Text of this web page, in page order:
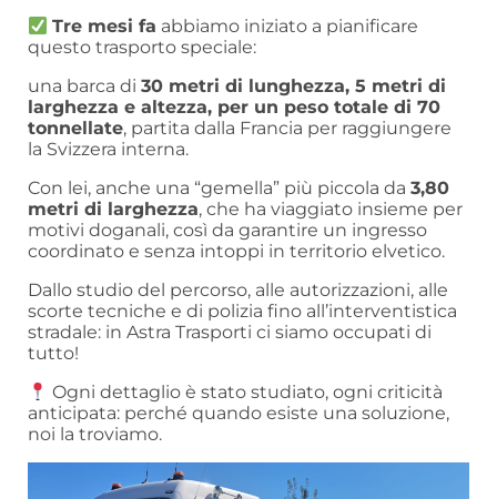
Tre mesi fa abbiamo iniziato a pianificare
questo trasporto speciale:
una barca di 30 metri di lunghezza, 5 metri di
larghezza e altezza, per un peso totale di 70
tonnellate, partita dalla Francia per raggiungere
la Svizzera interna.
Con lei, anche una “gemella” più piccola da 3,80
metri di larghezza, che ha viaggiato insieme per
motivi doganali, così da garantire un ingresso
coordinato e senza intoppi in territorio elvetico.
Dallo studio del percorso, alle autorizzazioni, alle
scorte tecniche e di polizia fino all’interventistica
stradale: in Astra Trasporti ci siamo occupati di
tutto!
Ogni dettaglio è stato studiato, ogni criticità
anticipata: perché quando esiste una soluzione,
noi la troviamo.